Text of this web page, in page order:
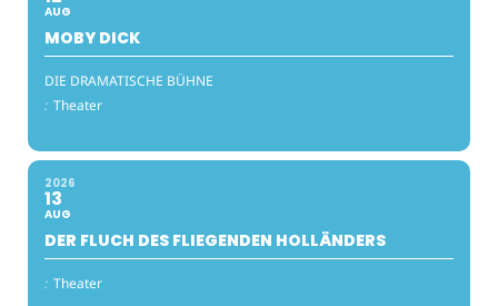
AUG
MOBY DICK
DIE DRAMATISCHE BÜHNE
: Theater
2026
13
AUG
DER FLUCH DES FLIEGENDEN HOLLÄNDERS
: Theater